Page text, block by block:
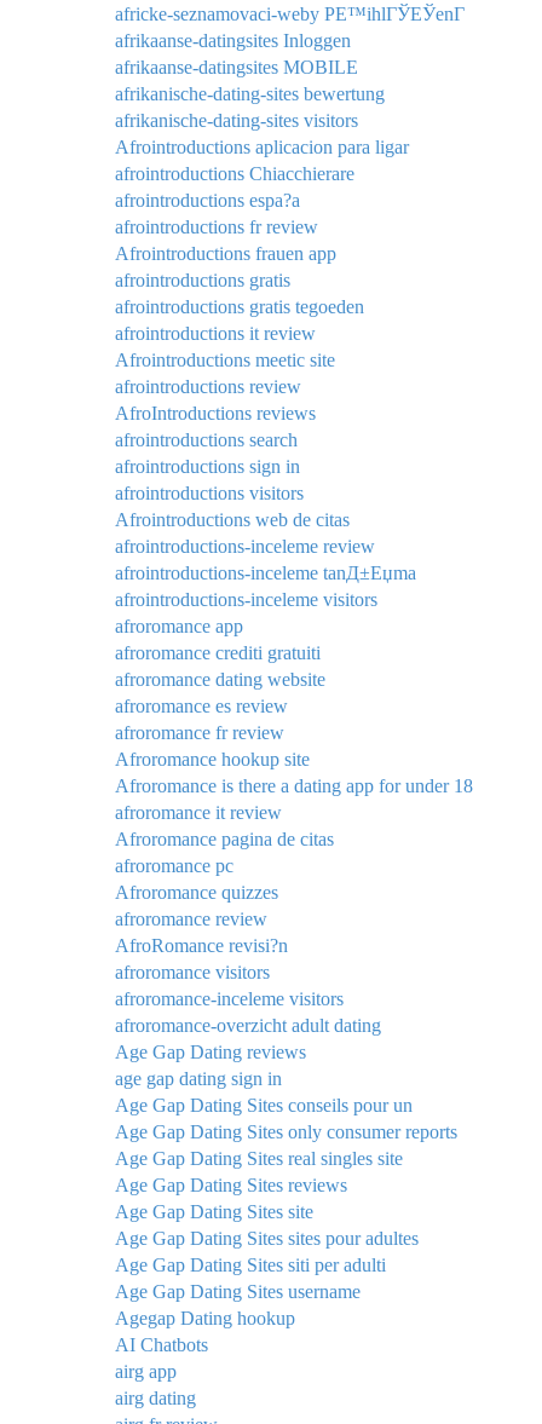
africke-seznamovaci-weby PЕ™ihlГЎЕЎenГ­
afrikaanse-datingsites Inloggen
afrikaanse-datingsites MOBILE
afrikanische-dating-sites bewertung
afrikanische-dating-sites visitors
Afrointroductions aplicacion para ligar
afrointroductions Chiacchierare
afrointroductions espa?a
afrointroductions fr review
Afrointroductions frauen app
afrointroductions gratis
afrointroductions gratis tegoeden
afrointroductions it review
Afrointroductions meetic site
afrointroductions review
AfroIntroductions reviews
afrointroductions search
afrointroductions sign in
afrointroductions visitors
Afrointroductions web de citas
afrointroductions-inceleme review
afrointroductions-inceleme tanД±Еџma
afrointroductions-inceleme visitors
afroromance app
afroromance crediti gratuiti
afroromance dating website
afroromance es review
afroromance fr review
Afroromance hookup site
Afroromance is there a dating app for under 18
afroromance it review
Afroromance pagina de citas
afroromance pc
Afroromance quizzes
afroromance review
AfroRomance revisi?n
afroromance visitors
afroromance-inceleme visitors
afroromance-overzicht adult dating
Age Gap Dating reviews
age gap dating sign in
Age Gap Dating Sites conseils pour un
Age Gap Dating Sites only consumer reports
Age Gap Dating Sites real singles site
Age Gap Dating Sites reviews
Age Gap Dating Sites site
Age Gap Dating Sites sites pour adultes
Age Gap Dating Sites siti per adulti
Age Gap Dating Sites username
Agegap Dating hookup
AI Chatbots
airg app
airg dating